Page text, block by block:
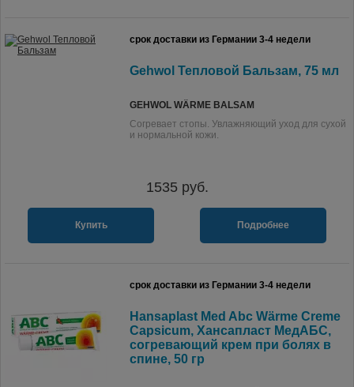
срок доставки из Германии 3-4 недели
Gehwol Тепловой Бальзам, 75 мл
GEHWOL WÄRME BALSAM
Согревает стопы. Увлажняющий уход для сухой
и нормальной кожи.
1535 руб.
Купить Подробнее
срок доставки из Германии 3-4 недели
Hansaplast Med Abc Wärme Creme
Capsicum, Хансапласт МедАБС,
согревающий крем при болях в
спине, 50 гр